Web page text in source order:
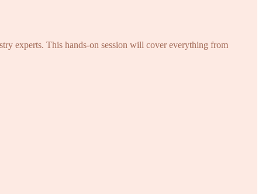
experts. This hands-on session will cover everything from